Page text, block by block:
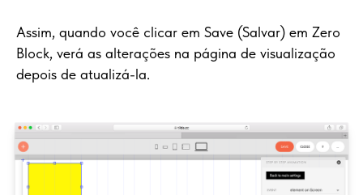
Assim, quando você clicar em Save (Salvar) em Zero
Block, verá as alterações na página de visualização
depois de atualizá-la.